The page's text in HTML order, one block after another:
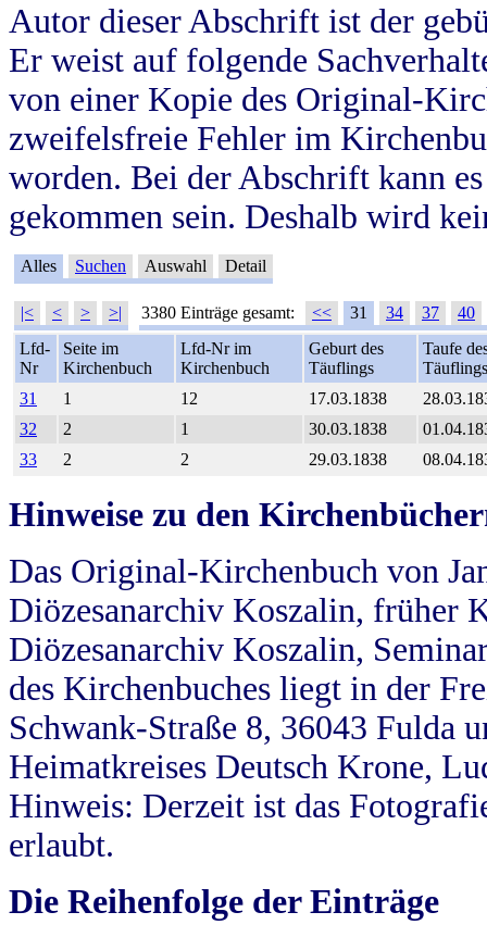
Autor dieser Abschrift ist der
Er weist auf folgende
von einer Kopie des Original-
zweifelsfreie Fehler im
worden. Bei der Abschrift kann
gekommen sein. Deshalb wird
Alles Suchen Auswahl Detail
|< < > >| 3380 Einträge gesamt: << 31 34 37
40
Lfd-
Nr
Seite im
Kirchenbuch
Lfd-Nr im
Kirchenbuch
Geburt des
Täuflings
Taufe
Täuflings
31
1 12 17.03.1838
32
2 1 30.03.1838
33
2 2 29.03.1838
Hinweise zu den
Das Original-Kirchenbuch von
Diözesanarchiv Koszalin, früher
Diözesanarchiv Koszalin,
des Kirchenbuches liegt in der
Schwank-Straße 8, 36043 Fulda
Heimatkreises Deutsch Krone,
Hinweis: Derzeit ist das
erlaubt.
Die Reihenfolge der Einträge